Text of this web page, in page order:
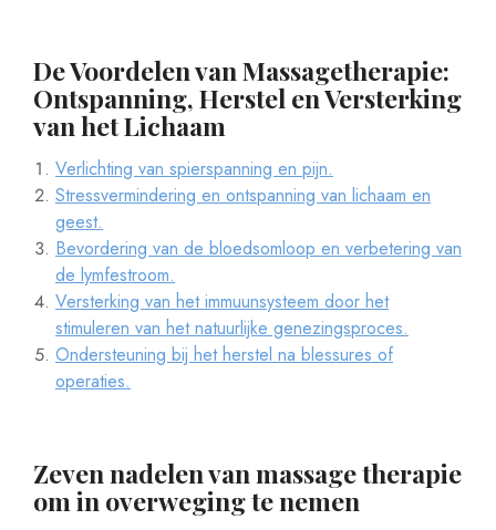
De Voordelen van Massagetherapie:
Ontspanning, Herstel en Versterking
van het Lichaam
Verlichting van spierspanning en pijn.
Stressvermindering en ontspanning van lichaam en
geest.
Bevordering van de bloedsomloop en verbetering van
de lymfestroom.
Versterking van het immuunsysteem door het
stimuleren van het natuurlijke genezingsproces.
Ondersteuning bij het herstel na blessures of
operaties.
Zeven nadelen van massage therapie
om in overweging te nemen